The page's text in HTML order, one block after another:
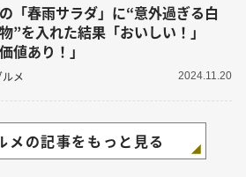
「春雨サラダ」に“意外過ぎる白
”を入れた結果「おいしい！」
値あり！」
メ 2024.11.20
メの記事をもっと見る